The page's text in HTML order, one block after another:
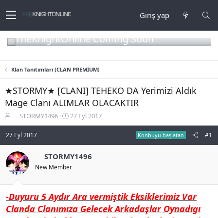
Giriş yap
TheKnightOnline Coming Soon
Klan Tanıtımları [CLAN PREMİUM]
★STORMY★ [CLANI] TEHEKO DA Yerimizi Aldık
Mage Clanı ALIMLAR OLACAKTIR
o
n
u
y
u
b
a
ş
l
a
STORMY1496
B
a
n
g
ç
t
a
r
27 Eyl 2017
27 Eyl 2017 Konbuyu başlatan #1
STORMY1496
New Member
-Duyuru 5 Aydır Ara vermiştik Eksiklerimiz Var
Clanda Clanımıza Gelecek Arkadaşlar Oynadıgı